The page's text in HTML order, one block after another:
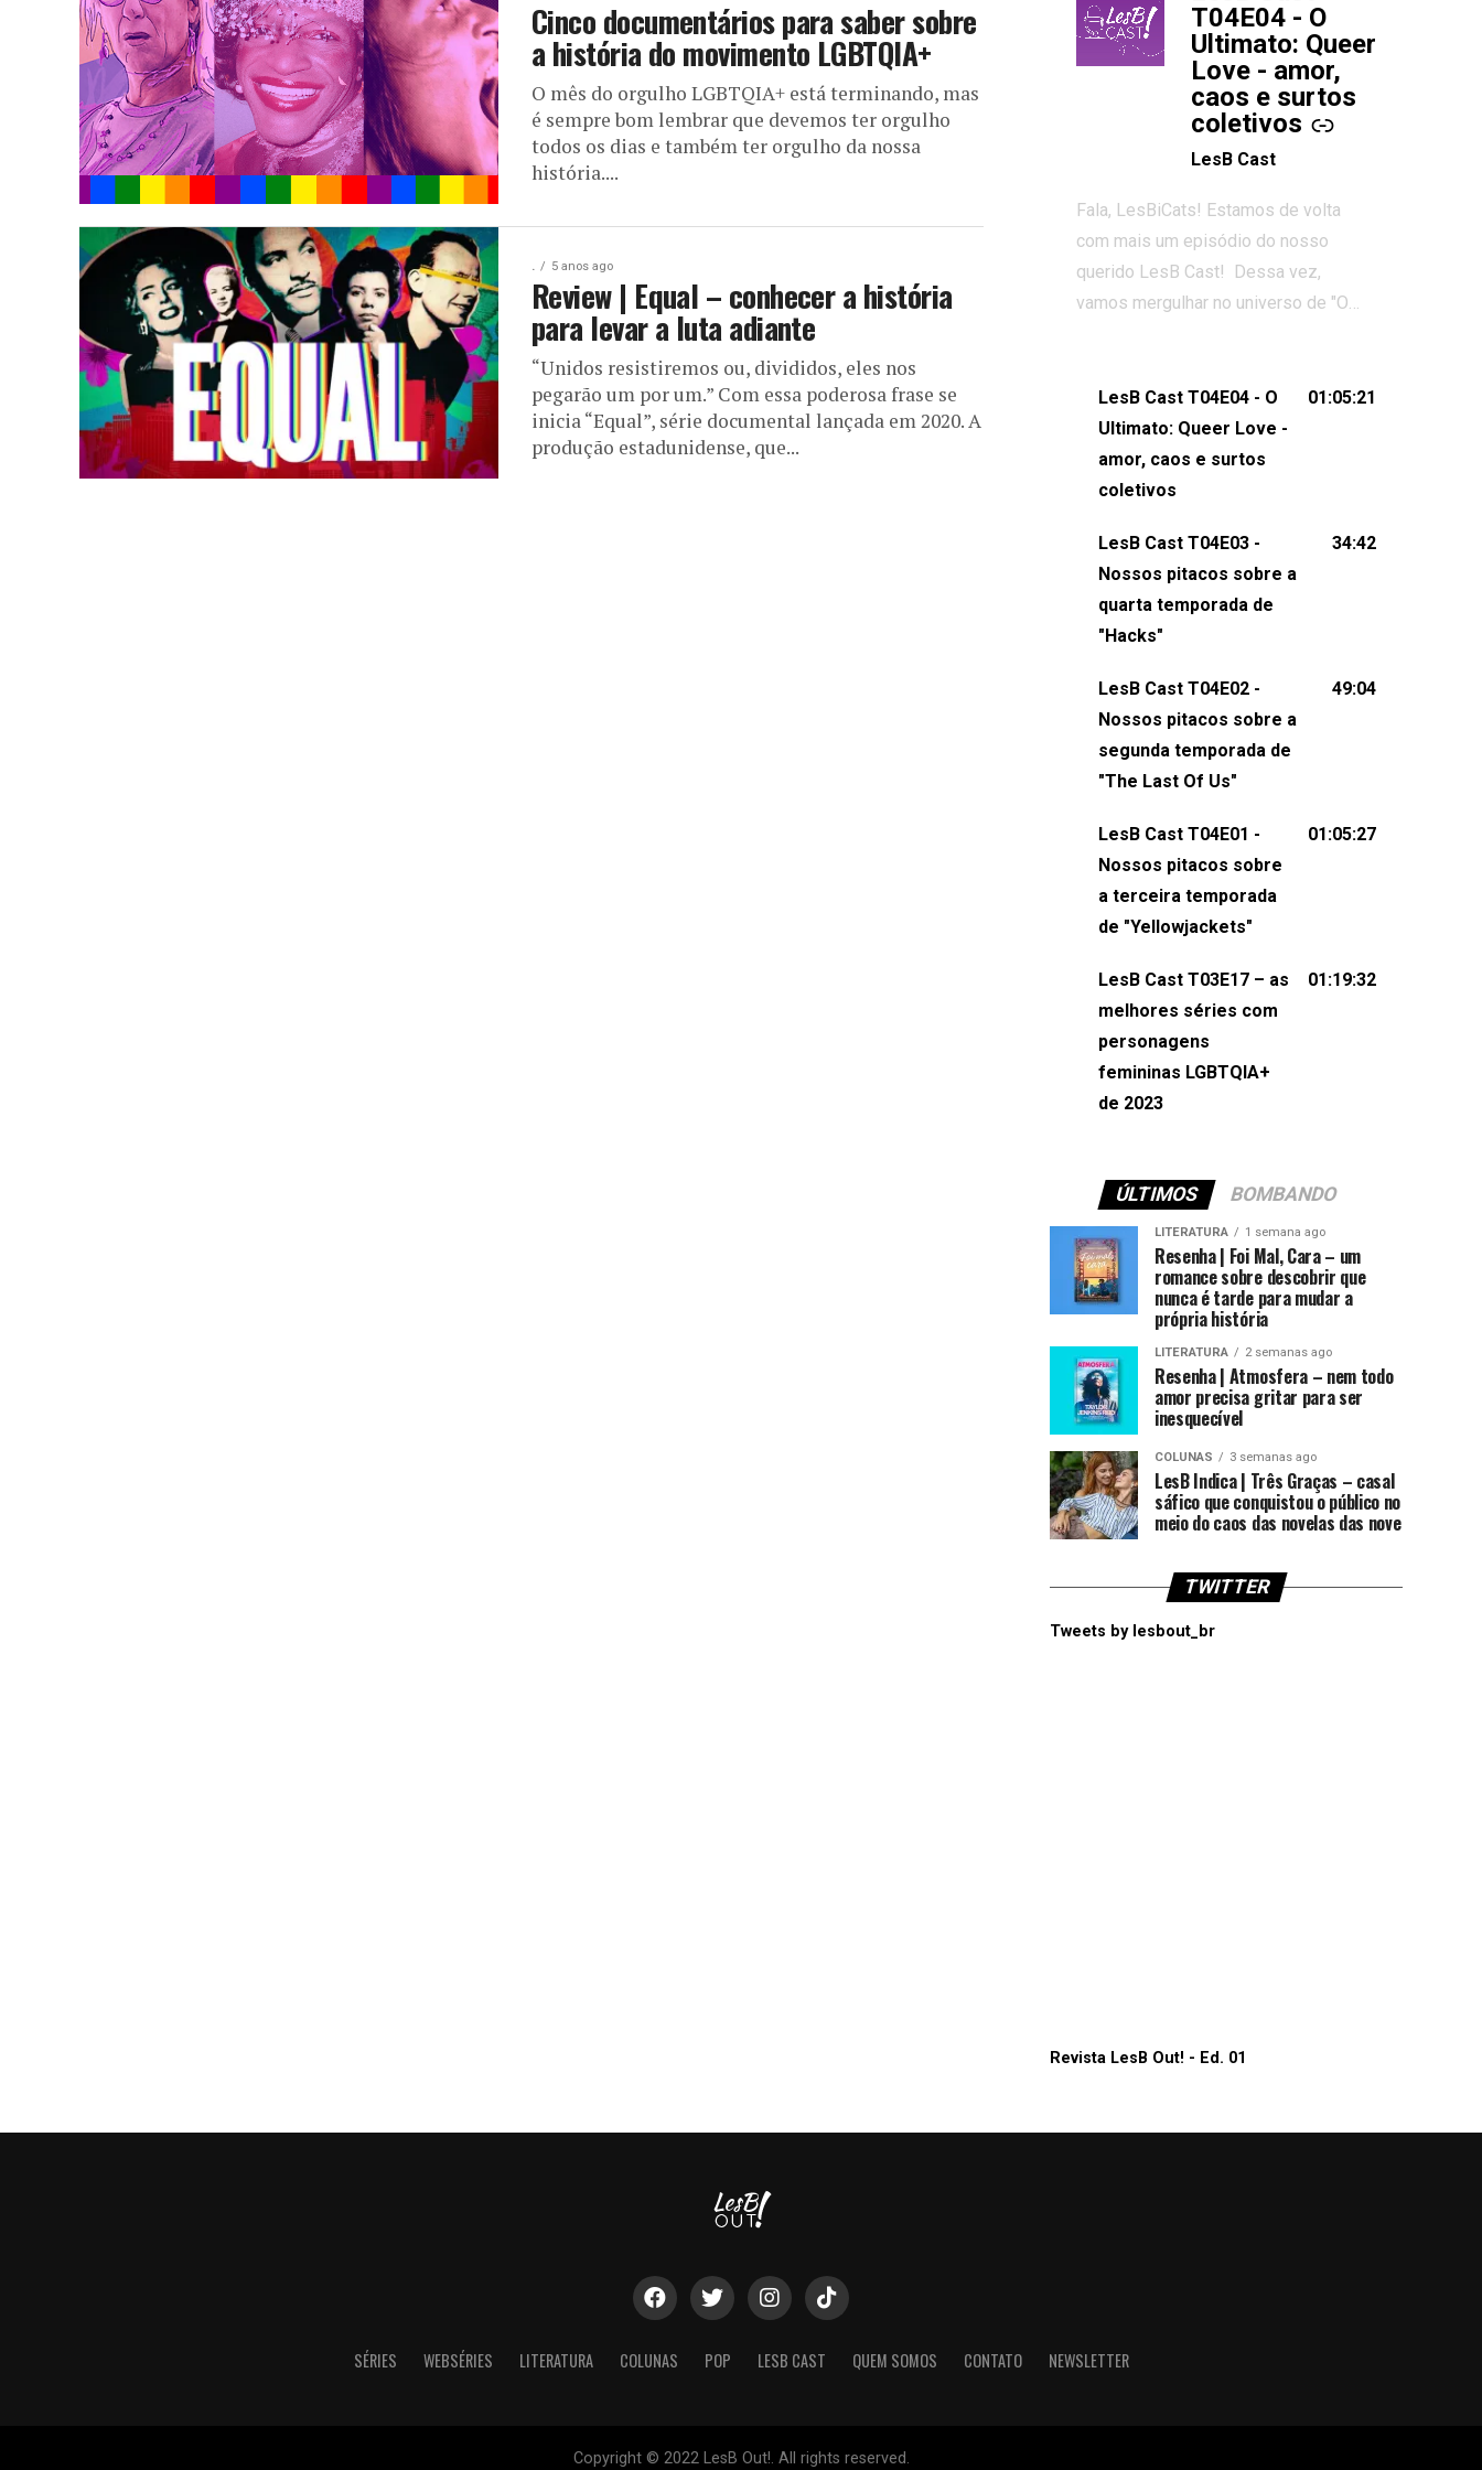
Cinco documentários para saber sobre
a história do movimento LGBTQIA+
O mês do orgulho LGBTQIA+ está terminando, mas
é sempre bom lembrar que devemos ter orgulho
todos os dias e também ter orgulho da nossa
história....
. 5 anos ago
Review | Equal – conhecer a história
para levar a luta adiante
“Unidos resistiremos ou, divididos, eles nos
pegarão um por um.” Com essa poderosa frase se
inicia “Equal”, série documental lançada em 2020. A
produção estadunidense, que...
T04E04 - O
Ultimato: Queer
Love - amor,
caos e surtos
coletivos
LesB Cast
Fala, LesBiCats! Estamos de volta
com mais um episódio do nosso
querido LesB Cast! Dessa vez,
vamos mergulhar no universo de "O
e levantou debates intensos sobre
relacionamentos queer. Vem com a
gente comentar os melhores
momentos, as maiores confusões e,
pensar (e rir) sobre amor sáfico!Você
também pode participar dessa
conversa mandando sugestões de
pauta, comentários, perguntas ou
e-mail para podcast@lesbout.com.br. E
não esqueça de visitar nosso site e
sociais:Twitter: ⁠⁠⁠⁠@lesbout_br⁠⁠⁠⁠ Instagram:
do LesB Cast:Apresentação de
Karolen Passos
(⁠⁠⁠⁠⁠⁠@KarolenPassos⁠⁠⁠⁠⁠⁠)Participação de
Pollyelly FlorêncioEdição de Naiady
Machado
LesB Cast T04E04 - O
Ultimato: Queer Love -
amor, caos e surtos
coletivos
01:05:21
LesB Cast T04E03 -
Nossos pitacos sobre a
quarta temporada de
"Hacks"
34:42
LesB Cast T04E02 -
Nossos pitacos sobre a
segunda temporada de
"The Last Of Us"
49:04
LesB Cast T04E01 -
Nossos pitacos sobre
a terceira temporada
de "Yellowjackets"
01:05:27
LesB Cast T03E17 – as
melhores séries com
personagens
femininas LGBTQIA+
de 2023
01:19:32
ÚLTIMOS BOMBANDO
LITERATURA 1 semana ago
Resenha | Foi Mal, Cara – um
romance sobre descobrir que
nunca é tarde para mudar a
própria história
LITERATURA 2 semanas ago
Resenha | Atmosfera – nem todo
amor precisa gritar para ser
inesquecível
COLUNAS 3 semanas ago
LesB Indica | Três Graças – casal
sáfico que conquistou o público no
meio do caos das novelas das nove
TWITTER
Tweets by lesbout_br
Revista LesB Out! - Ed. 01
SÉRIES WEBSÉRIES LITERATURA COLUNAS POP LESB CAST QUEM SOMOS CONTATO NEWSLETTER
Copyright © 2022 LesB Out!. All rights reserved.